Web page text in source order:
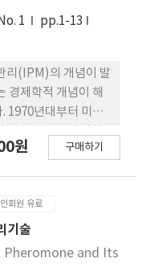
1
pp.1-13
리(IPM)의 개념이 발
경제학적 개념이 해
1970년대부터 미국
제에 관한 연구는
합관리 연구는 1980
약제 저항성 연구,
페로몬에 대한 연구
원 구매하기
회원 유료
기술
Pheromone and Its